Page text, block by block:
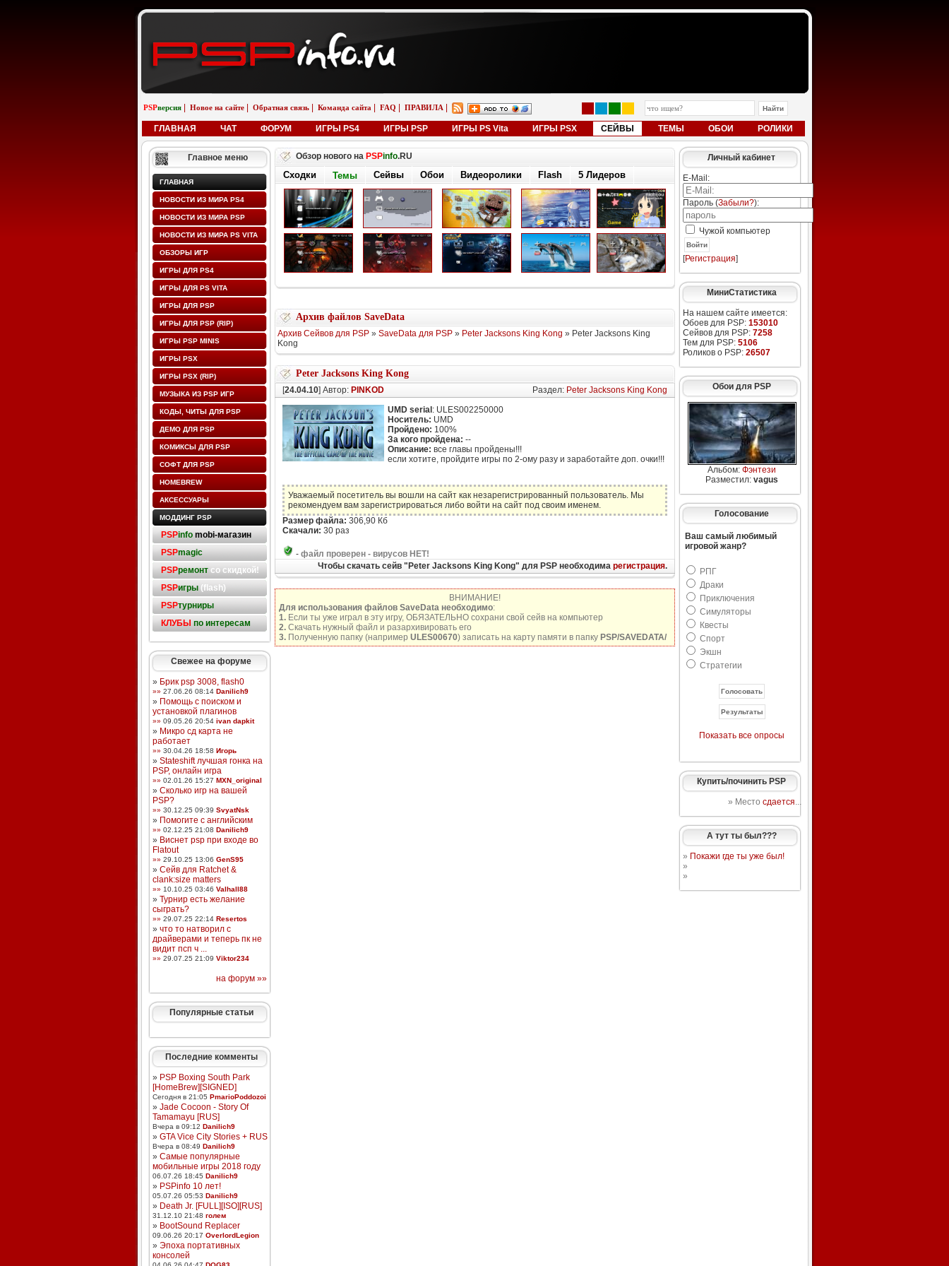
PSPверсия Новое на сайте Обратная связь Команда сайта FAQ ПРАВИЛА
ГЛАВНАЯ ЧАТ ФОРУМ ИГРЫ PS4 ИГРЫ PSP ИГРЫ PS Vita ИГРЫ PSX СЕЙВЫ ТЕМЫ ОБОИ РОЛИКИ
Главное меню
ГЛАВНАЯ
НОВОСТИ ИЗ МИРА PS4
НОВОСТИ ИЗ МИРА PSP
НОВОСТИ ИЗ МИРА PS VITA
ОБЗОРЫ ИГР
ИГРЫ ДЛЯ PS4
ИГРЫ ДЛЯ PS VITA
ИГРЫ ДЛЯ PSP
ИГРЫ ДЛЯ PSP (RIP)
ИГРЫ PSP MINIS
ИГРЫ PSX
ИГРЫ PSX (RIP)
МУЗЫКА ИЗ PSP ИГР
КОДЫ, ЧИТЫ ДЛЯ PSP
ДЕМО ДЛЯ PSP
КОМИКСЫ ДЛЯ PSP
СОФТ ДЛЯ PSP
HOMEBREW
АКСЕССУАРЫ
МОДДИНГ PSP
PSPinfo mobi-магазин
PSPmagic
PSPремонтсо скидкой!
PSPигры(flash)
PSPтурниры
КЛУБЫ по интересам
Свежее на форуме
» Брик psp 3008, flash0
»» 27.06.26 08:14 Danilich9
» Помощь с поиском и
установкой плагинов
»» 09.05.26 20:54 ivan dapkit
» Микро сд карта не
работает
»» 30.04.26 18:58 Игорь
» Stateshift лучшая гонка на
PSP, онлайн игра
»» 02.01.26 15:27 MXN_original
» Сколько игр на вашей
PSP?
»» 30.12.25 09:39 SvyatNsk
» Помогите с английским
»» 02.12.25 21:08 Danilich9
» Виснет psp при входе во
Flatout
»» 29.10.25 13:06 GenS95
» Сейв для Ratchet &
clank:size matters
»» 10.10.25 03:46 Valhall88
» Турнир есть желание
сыграть?
»» 29.07.25 22:14 Resertos
» что то натворил с
драйверами и теперь пк не
видит псп ч ...
»» 29.07.25 21:09 Viktor234
на форум »»
Популярные статьи
Последние комменты
» PSP Boxing South Park
[HomeBrew][SIGNED]
Сегодня в 21:05 PmarioPoddozoi
» Jade Cocoon - Story Of
Tamamayu [RUS]
Вчера в 09:12 Danilich9
» GTA Vice City Stories + RUS
Вчера в 08:49 Danilich9
» Самые популярные
мобильные игры 2018 году
06.07.26 18:45 Danilich9
» PSPinfo 10 лет!
05.07.26 05:53 Danilich9
» Death Jr. [FULL][ISO][RUS]
31.12.10 21:48 голем
» BootSound Replacer
09.06.26 20:17 OverlordLegion
» Эпоха портативных
консолей
Обзор нового на PSPinfo.RU
Сходки Темы Сейвы Обои Видеоролики Flash 5 Лидеров
Архив файлов SaveData
Архив Сейвов для PSP» SaveData для PSP» Peter Jacksons King Kong » Peter Jacksons King
Kong
Peter Jacksons King Kong
[24.04.10] Автор: PINKOD Раздел: Peter Jacksons King Kong
UMD serial : ULES002250000
Носитель: UMD
Пройдено: 100%
За кого пройдена: --
Описание: все главы пройдены!!!
если хотите, пройдите игры по 2-ому разу и заработайте доп. очки!!!
Уважаемый посетитель вы вошли на сайт как незарегистрированный пользователь. Мы
рекомендуем вам зарегистрироваться либо войти на сайт под своим именем.
Размер файла: 306,90 Кб
Скачали: 30 раз
- файл проверен - вирусов НЕТ!
Чтобы скачать сейв "Peter Jacksons King Kong" для PSP необходима регистрация.
ВНИМАНИЕ!
Для использования файлов SaveData необходимо:
1.Если ты уже играл в эту игру, ОБЯЗАТЕЛЬНО сохрани свой сейв на компьютер
2.Скачать нужный файл и разархивировать его
3.Полученную папку (например ULES00670) записать на карту памяти в папку PSP/SAVEDATA/
Личный кабинет
E-Mail:
Пароль (Забыли?):
Чужой компьютер
Войти
[Регистрация]
МиниСтатистика
На нашем сайте имеется:
Обоев для PSP: 153010
Сейвов для PSP: 7258
Тем для PSP: 5106
Роликов о PSP: 26507
Обои для PSP
Альбом: Фэнтези
Разместил: vagus
Голосование
Ваш самый любимый
игровой жанр?
РПГ
Драки
Приключения
Симуляторы
Квесты
Спорт
Экшн
Стратегии
Показать все опросы
Купить/починить PSP
» Место сдается...
А тут ты был???
» Покажи где ты уже был!
»
»